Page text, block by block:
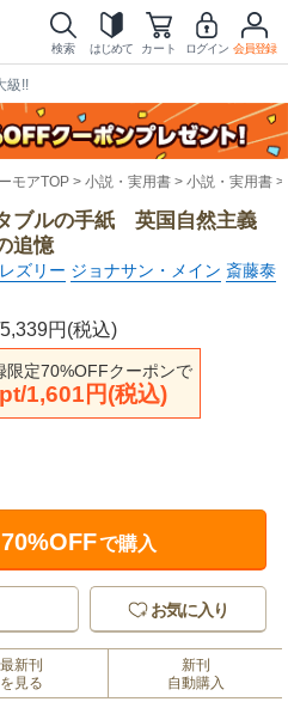
検索 はじめて カート ログイン 会員登録
級!!
モアTOP 小説・実用書 小説・実用書
ブルの手紙 英国自然主義
追憶
ズリー ジョナサン・メイン 斎藤泰
円(税込)
限定70%OFFクーポンで
1,601円(税込)
70%OFFで購入
お気に入り
最新刊
を見る
新刊
自動購入